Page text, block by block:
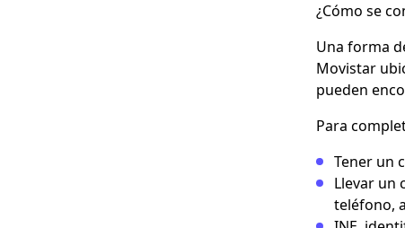
¿Cómo se
Una forma
Movistar
pueden
Para
Tener un
Llevar un
teléfono,